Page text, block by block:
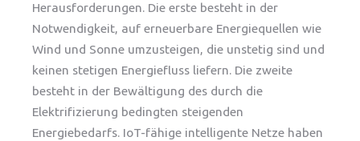
Herausforderungen. Die erste besteht in der
Notwendigkeit, auf erneuerbare Energiequellen wie
Wind und Sonne umzusteigen, die unstetig sind und
keinen stetigen Energiefluss liefern. Die zweite
besteht in der Bewältigung des durch die
Elektrifizierung bedingten steigenden
Energiebedarfs. IoT-fähige intelligente Netze haben